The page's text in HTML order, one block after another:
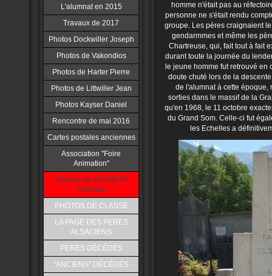
L'alumnat en 2015
Travaux de 2017
Photos Dockwiller Joseph
Photos de Vakondios
Photos de Harter Pierre
Photos de Littwiller Jean
Photos Kayser Daniel
Rencontre de mai 2016
Cartes postales anciennes
Association "Foire
Animation"
Histoire de VASSEUR
Christian
PHOTOS DE CLASSE
LA PAGE DES PERES
ALSACIENS
PERES DÉCÉDÉS
"ANCIENS" DÉCÉDÉS
homme n'était pas au
personne ne s'était rendu
groupe. Les pères craignaient
gendarmmes et même les
Chartreuse, qui, fait tout à fait
durant toute la journée du
le jeune homme fut retrouvé
doute chuté lors de la
de l'alumnat à cette époque,
sorties dans le massif de la
qu'en 1968, le 11 octobre
du Grand Som. Celle-ci fut
les Echelles a